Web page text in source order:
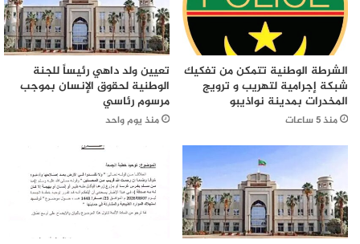
الشرطة الوطنية تتمكن من تفكيك
شبكة إجرامية لتهريب و ترويج
المخدرات بمدينة نواذيبو
منذ 5 ساعات
تعيين ولد داهي رئيساً للجنة
الوطنية لحقوق الإنسان بموجب
مرسوم رئاسي
منذ يوم واحد